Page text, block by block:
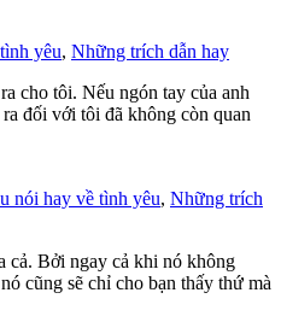
yêu, Những trích dẫn hay
cho tôi. Nếu ngón tay của anh
đối với tôi đã không còn quan
nói hay về tình yêu, Những trích
cả. Bởi ngay cả khi nó không
cũng sẽ chỉ cho bạn thấy thứ mà